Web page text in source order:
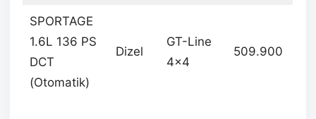
SPORTAGE
1.6L 136 PS
DCT
(Otomatik)
Dizel
GT-Line
4×4
509.900